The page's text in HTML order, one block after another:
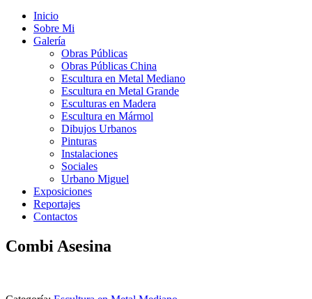
Miguel Angel Velit
de MetalInicio
Sobre Mi
Galería
Obras Públicas
Obras Públicas China
Escultura en Metal Mediano
Escultura en Metal Grande
Esculturas en Madera
Escultura en Mármol
Dibujos Urbanos
Pinturas
Instalaciones
Sociales
Urbano Miguel
Exposiciones
Reportajes
Contactos
Combi Asesina